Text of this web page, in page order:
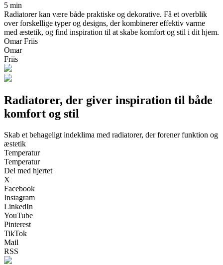
5 min
Radiatorer kan være både praktiske og dekorative. Få et overblik
over forskellige typer og designs, der kombinerer effektiv varme
med æstetik, og find inspiration til at skabe komfort og stil i dit hjem.
Omar Friis
Omar
Friis
Radiatorer, der giver inspiration til både
komfort og stil
Skab et behageligt indeklima med radiatorer, der forener funktion og
æstetik
Temperatur
Temperatur
Del med hjertet
X
Facebook
Instagram
LinkedIn
YouTube
Pinterest
TikTok
Mail
RSS